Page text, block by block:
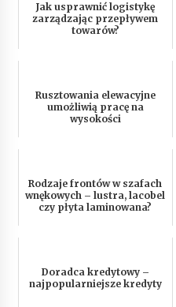
Jak usprawnić logistykę
zarządzając przepływem
towarów?
Rusztowania elewacyjne
umożliwią pracę na
wysokości
Rodzaje frontów w szafach
wnękowych – lustra, lacobel
czy płyta laminowana?
Doradca kredytowy –
najpopularniejsze kredyty